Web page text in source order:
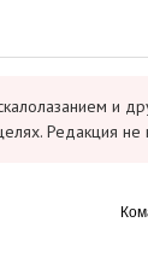
и
Редакция